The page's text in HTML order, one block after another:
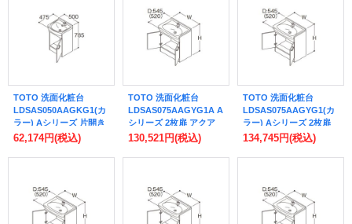
TOTO 洗面化粧台
LDSAS050AAGKG1(カ
ラー) Aシリーズ 片開き
扉 エコシングル混合水
間口500mm 洗面ボウル
62,174円(税込)
TOTO 洗面化粧台
LDSAS075AAGYG1A A
シリーズ 2枚扉 アクア
オート(自動水栓) 壁給水
高さ750mm 受注生産品
130,521円(税込)
TOTO 洗面化粧台
LDSAS075AAGYG1(カ
ラー) Aシリーズ 2枚扉
アクアオート(自動水栓)
ボウル高さ750mm 受注
134,745円(税込)